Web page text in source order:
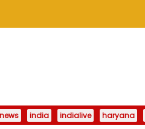
india indialive haryana